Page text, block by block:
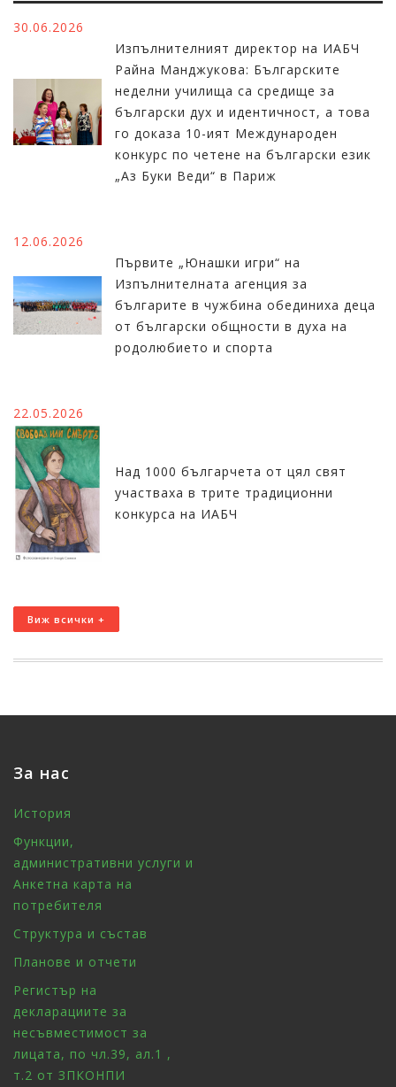
30.06.2026
Изпълнителният директор на ИАБЧ
Райна Манджукова: Българските
неделни училища са средище за
български дух и идентичност, а това
го доказа 10-ият Международен
конкурс по четене на български език
„Аз Буки Веди“ в Париж
12.06.2026
Първите „Юнашки игри“ на
Изпълнителната агенция за
българите в чужбина обединиха деца
от български общности в духа на
родолюбието и спорта
22.05.2026
Над 1000 българчета от цял свят
участваха в трите традиционни
конкурса на ИАБЧ
Виж всички +
За нас
История
Функции,
административни услуги и
Анкетна карта на
потребителя
Структура и състав
Планове и отчети
Регистър на
декларациите за
несъвместимост за
лицата, по чл.39, ал.1 ,
т.2 от ЗПКОНПИ